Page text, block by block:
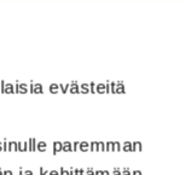
evästeitä
paremman
audit